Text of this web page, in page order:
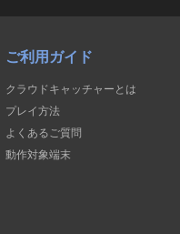
ご利用ガイド
クラウドキャッチャーとは
プレイ方法
よくあるご質問
動作対象端末